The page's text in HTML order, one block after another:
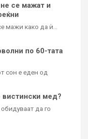
се мажат и
мажи како да ѝ…
по 60-тата
сон е еден од
вистински мед?
да го